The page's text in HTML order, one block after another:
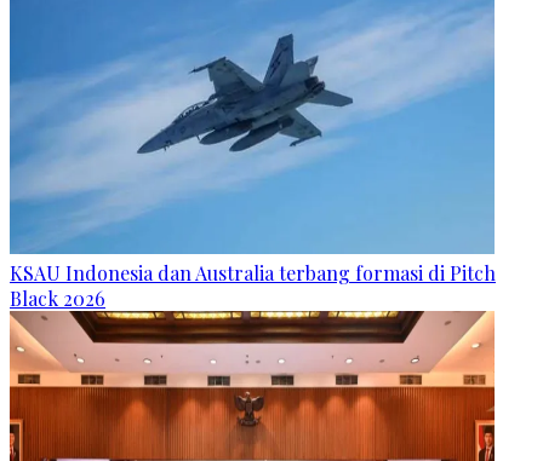
KSAU Indonesia dan Australia terbang formasi di Pitch
Black 2026